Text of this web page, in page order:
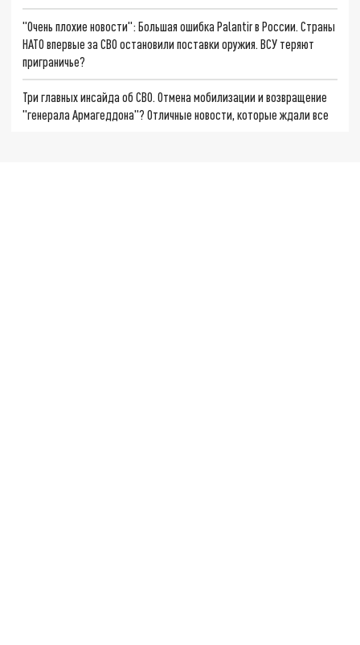
"Очень плохие новости": Большая ошибка Palantir в России. Страны
НАТО впервые за СВО остановили поставки оружия. ВСУ теряют
приграничье?
Три главных инсайда об СВО. Отмена мобилизации и возвращение
"генерала Армагеддона"? Отличные новости, которые ждали все